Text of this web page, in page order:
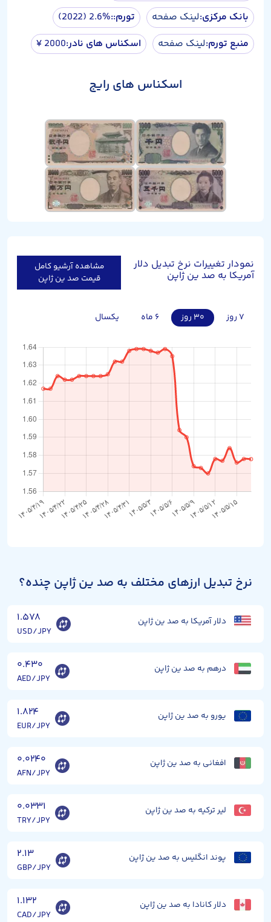
بانک مرکزی:لینک صفحه تورم::2.6% (2022)
منبع تورم:لینک صفحه اسکناس های نادر:2000 ¥
اسکناس های رایج
نمودار تغییرات نرخ تبدیل دلار
آمریکا به صد ین ژاپن
مشاهده آرشیو کامل
قیمت صد ین ژاپن
۷ روز ۳۰ روز ۶ ماه یکسال
نرخ تبدیل ارزهای مختلف به صد ین ژاپن چنده؟
دلار آمریکا به صد ین ژاپن ۱.۵۷۸
USD/JPY
درهم به صد ین ژاپن ۰.۴۳۰
AED/JPY
یورو به صد ین ژاپن ۱.۸۲۴
EUR/JPY
افغانی به صد ین ژاپن ۰.۰۲۴۰
AFN/JPY
لیر ترکیه به صد ین ژاپن ۰.۰۳۳۱
TRY/JPY
پوند انگلیس به صد ین ژاپن ۲.۱۳
GBP/JPY
دلار کانادا به صد ین ژاپن ۱.۱۳۲
CAD/JPY